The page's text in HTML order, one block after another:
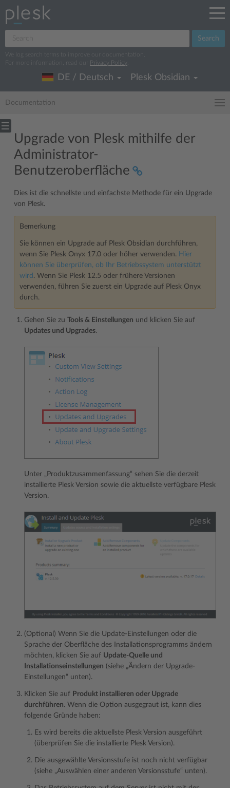
Search
We log search terms to improve our documentation.
For more information, read our
Privacy Policy
DE / Deutsch Plesk Obsidian
Documentation
Upgrade von Plesk mithilfe der
Administrator-
Benutzeroberfläche
Dies ist die schnellste und einfachste Methode für ein Upgrade
von Plesk.
Bemerkung
Sie können ein Upgrade auf Plesk Obsidian durchführen,
wenn Sie Plesk Onyx 17.0 oder höher verwenden. Hier
können Sie überprüfen, ob Ihr Betriebssystem unterstützt
wird . Wenn Sie Plesk 12.5 oder frühere Versionen
verwenden, führen Sie zuerst ein Upgrade auf Plesk Onyx
durch.
Gehen Sie zu Tools & Einstellungen und klicken Sie auf
Updates und Upgrades.
Unter „Produktzusammenfassung“ sehen Sie die derzeit
installierte Plesk Version sowie die aktuellste verfügbare Plesk
Version.
(Optional) Wenn Sie die Update-Einstellungen oder die
Sprache der Oberfläche des Installationsprogramms ändern
möchten, klicken Sie auf Update-Quelle und
Installationseinstellungen (siehe „Ändern der Upgrade-
Einstellungen“ unten).
Klicken Sie auf Produkt installieren oder Upgrade
durchführen. Wenn die Option ausgegraut ist, kann dies
folgende Gründe haben:
Es wird bereits die aktuellste Plesk Version ausgeführt
(überprüfen Sie die installierte Plesk Version).
Die ausgewählte Versionsstufe ist noch nicht verfügbar
(siehe „Auswählen einer anderen Versionsstufe“ unten).